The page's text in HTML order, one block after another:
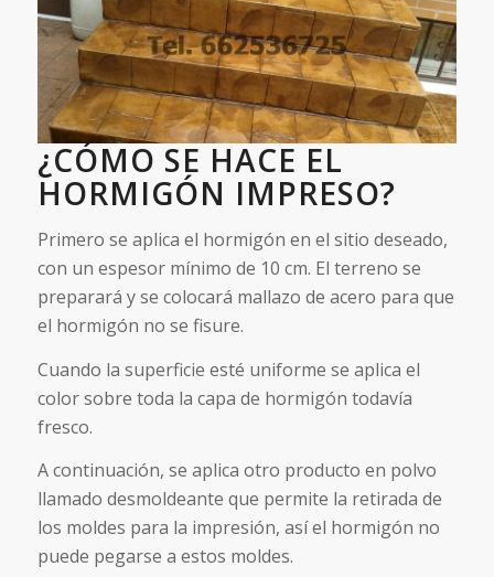
¿CÓMO SE HACE EL
HORMIGÓN IMPRESO?
Primero se aplica el hormigón en el sitio deseado,
con un espesor mínimo de 10 cm. El terreno se
preparará y se colocará mallazo de acero para que
el hormigón no se fisure.
Cuando la superficie esté uniforme se aplica el
color sobre toda la capa de hormigón todavía
fresco.
A continuación, se aplica otro producto en polvo
llamado desmoldeante que permite la retirada de
los moldes para la impresión, así el hormigón no
puede pegarse a estos moldes.